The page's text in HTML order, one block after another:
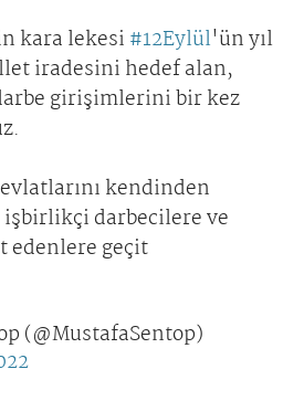
kara lekesi #12Eylül'ün yıl
iradesini hedef alan,
girişimlerini bir kez
kendinden
darbecilere ve
geçit
(@MustafaSentop)